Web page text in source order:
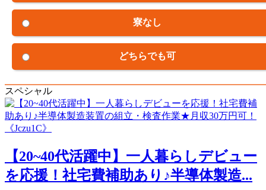
寮なし
どちらでも可
スペシャル
【20~40代活躍中】一人暮らしデビュー
を応援！社宅費補助あり♪半導体製造...